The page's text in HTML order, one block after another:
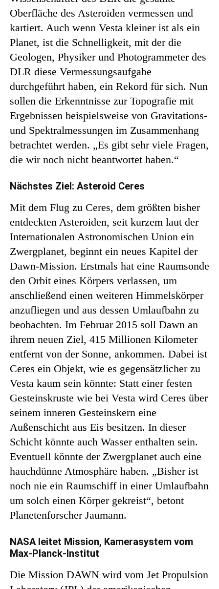
Oberfläche des Asteroiden vermessen und
kartiert. Auch wenn Vesta kleiner ist als ein
Planet, ist die Schnelligkeit, mit der die
Geologen, Physiker und Photogrammeter des
DLR diese Vermessungsaufgabe
durchgeführt haben, ein Rekord für sich. Nun
sollen die Erkenntnisse zur Topografie mit
Ergebnissen beispielsweise von Gravitations-
und Spektralmessungen im Zusammenhang
betrachtet werden. „Es gibt sehr viele Fragen,
die wir noch nicht beantwortet haben.“
Nächstes Ziel: Asteroid Ceres
Mit dem Flug zu Ceres, dem größten bisher
entdeckten Asteroiden, seit kurzem laut der
Internationalen Astronomischen Union ein
Zwergplanet, beginnt ein neues Kapitel der
Dawn-Mission. Erstmals hat eine Raumsonde
den Orbit eines Körpers verlassen, um
anschließend einen weiteren Himmelskörper
anzufliegen und aus dessen Umlaufbahn zu
beobachten. Im Februar 2015 soll Dawn an
ihrem neuen Ziel, 415 Millionen Kilometer
entfernt von der Sonne, ankommen. Dabei ist
Ceres ein Objekt, wie es gegensätzlicher zu
Vesta kaum sein könnte: Statt einer festen
Gesteinskruste wie bei Vesta wird Ceres über
seinem inneren Gesteinskern eine
Außenschicht aus Eis besitzen. In dieser
Schicht könnte auch Wasser enthalten sein.
Eventuell könnte der Zwergplanet auch eine
hauchdünne Atmosphäre haben. „Bisher ist
noch nie ein Raumschiff in einer Umlaufbahn
um solch einen Körper gekreist“, betont
Planetenforscher Jaumann.
NASA leitet Mission, Kamerasystem vom
Max-Planck-Institut
Die Mission DAWN wird vom Jet Propulsion